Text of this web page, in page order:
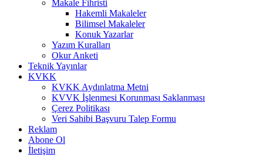
Makale Fihristi
Hakemli Makaleler
Bilimsel Makaleler
Konuk Yazarlar
Yazım Kuralları
Okur Anketi
Teknik Yayınlar
KVKK
KVKK Aydınlatma Metni
KVVK İşlenmesi Korunması Saklanması
Çerez Politikası
Veri Sahibi Başvuru Talep Formu
Reklam
Abone Ol
İletişim